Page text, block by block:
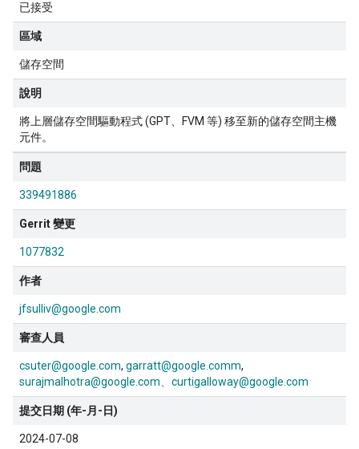
已接受
區域
儲存空間
說明
將上層儲存空間驅動程式 (GPT、FVM 等) 移至新的儲存空間主機
元件。
問題
339491886
Gerrit 變更
1077832
作者
jfsulliv@google.com
審查人員
csuter@google.com garratt@google.comm
surajmalhotra@google.com、curtigalloway@google.com
提交日期 (年-月-日)
2024-07-08